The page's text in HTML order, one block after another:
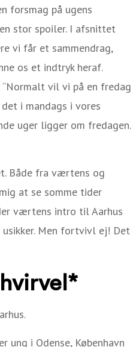
forsmag på ugens
stor spoiler. I afsnittet
vi får et sammendrag,
os et indtryk heraf.
vil vi på en fredag
i mandags i vores
uger ligger om fredagen.
Både fra værtens og
at se somme tider
værtens intro til Aarhus
Men fortvivl ej! Det
i Odense, København